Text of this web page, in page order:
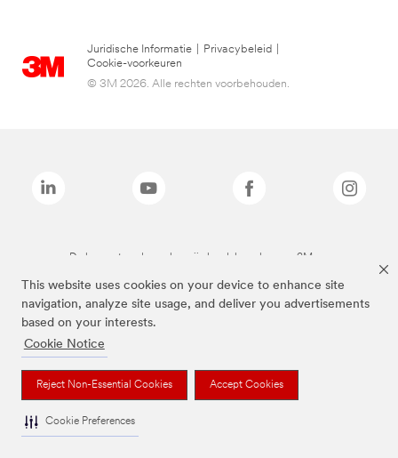
This website uses cookies on your device to enhance site
navigation, analyze site usage, and deliver you advertisements
based on your interests.
Cookie Notice
Reject Non-Essential Cookies Accept Cookies
Cookie Preferences
Juridische Informatie Privacybeleid
Cookie-voorkeuren
© 3M 2026. Alle rechten voorbehouden.
De bovenstaande merken zijn handelsmerken van 3M.we